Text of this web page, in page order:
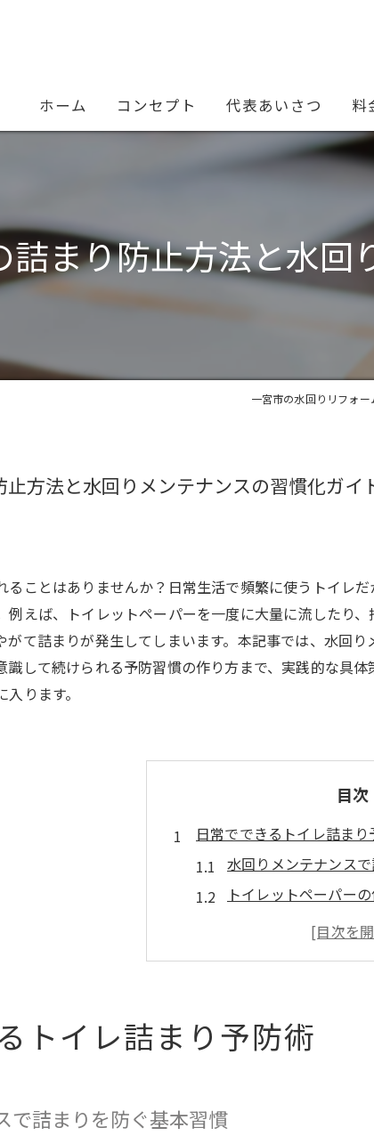
ホーム コンセプト 代表あいさつ 料
詰まり防止方法と水
一宮市の水回りリフォ
止方法と水回りメンテナンスの習慣化ガイ
ることはありませんか？日常生活で頻繁に使うトイレ
例えば、トイレットペーパーを一度に大量に流したり
がて詰まりが発生してしまいます。本記事では、水回
識して続けられる予防習慣の作り方まで、実践的な具
ります。
目次
日常でできるトイレ詰まり
水回りメンテナンス
トイレットペーパー
異物を流さないため
毎日の水回りメンテナ
トイレ詰まり予防術
で詰まりを防ぐ基本習慣